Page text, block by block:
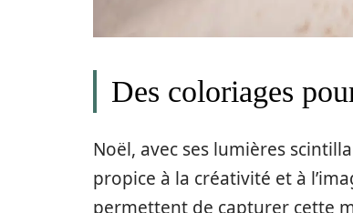
Des coloriages
Noël, avec ses lumières
propice à la créativité et à
permettent de capturer cette